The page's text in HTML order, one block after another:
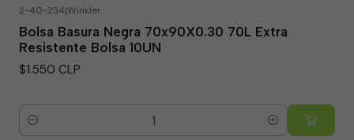
2-40-234|Winkler
Bolsa Basura Negra 70x90X0.30 70L Extra
Resistente Bolsa 10UN
$1.550 CLP
Cantidad